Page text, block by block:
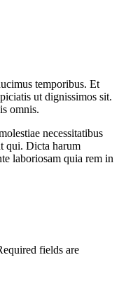
temporibus. Et
ut dignissimos sit.
omnis.
necessitatibus
qui. Dicta harum
laboriosam quia rem in
fields are